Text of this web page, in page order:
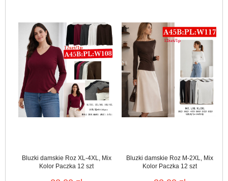
Bluzki damskie Roz XL-4XL, Mix
Kolor Paczka 12 szt
Bluzki damskie Roz M-2XL, Mix
Kolor Paczka 12 szt